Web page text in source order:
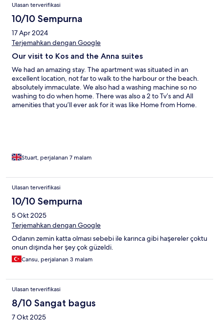
Ulasan terverifikasi
10/10 Sempurna
17 Apr 2024
Terjemahkan dengan Google
Our visit to Kos and the Anna suites
We had an amazing stay. The apartment was situated in an
excellent location, not far to walk to the harbour or the beach.
absolutely immaculate. We also had a washing machine so no
washing to do when home. There was also a 2 to Tv’s and All
amenities that you’ll ever ask for it was like Home from Home.
Stuart, perjalanan 7 malam
Ulasan terverifikasi
10/10 Sempurna
5 Okt 2025
Terjemahkan dengan Google
Odanın zemin katta olması sebebi ile karınca gibi haşereler çoktu
onun dışında her şey çok güzeldi.
Cansu, perjalanan 3 malam
Ulasan terverifikasi
8/10 Sangat bagus
7 Okt 2025